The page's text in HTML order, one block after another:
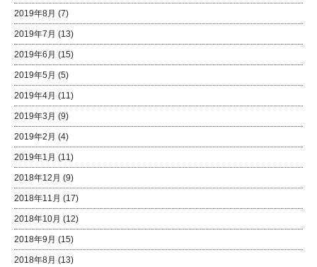
2019年8月 (7)
2019年7月 (13)
2019年6月 (15)
2019年5月 (5)
2019年4月 (11)
2019年3月 (9)
2019年2月 (4)
2019年1月 (11)
2018年12月 (9)
2018年11月 (17)
2018年10月 (12)
2018年9月 (15)
2018年8月 (13)